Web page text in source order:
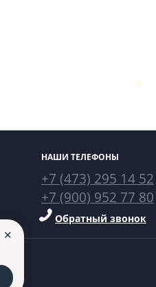
НАШИ ТЕЛЕФОНЫ
+7 (473) 295 14 52
+7 (900) 952 77 80
Обратный звонок
✕